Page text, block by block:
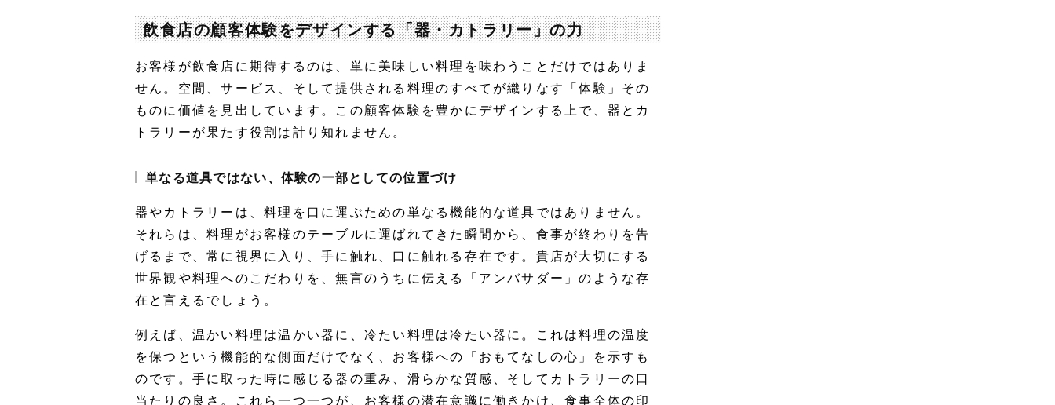
飲食店の顧客体験をデザインする「器・カトラリー」の力
お客様が飲食店に期待するのは、単に美味しい料理を味わうことだけではありま
せん。空間、サービス、そして提供される料理のすべてが織りなす「体験」その
ものに価値を見出しています。この顧客体験を豊かにデザインする上で、器とカ
トラリーが果たす役割は計り知れません。
単なる道具ではない、体験の一部としての位置づけ
器やカトラリーは、料理を口に運ぶための単なる機能的な道具ではありません。
それらは、料理がお客様のテーブルに運ばれてきた瞬間から、食事が終わりを告
げるまで、常に視界に入り、手に触れ、口に触れる存在です。貴店が大切にする
世界観や料理へのこだわりを、無言のうちに伝える「アンバサダー」のような存
在と言えるでしょう。
例えば、温かい料理は温かい器に、冷たい料理は冷たい器に。これは料理の温度
を保つという機能的な側面だけでなく、お客様への「おもてなしの心」を示すも
のです。手に取った時に感じる器の重み、滑らかな質感、そしてカトラリーの口
当たりの良さ。これら一つ一つが、お客様の潜在意識に働きかけ、食事全体の印